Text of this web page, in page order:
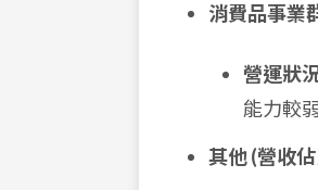
消費品事業
營運狀
能力較
其他 (營收